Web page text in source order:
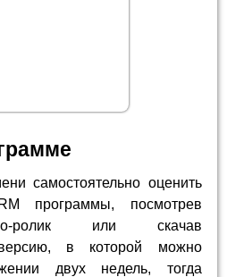
самостоятельно оценить
программы, посмотрев
ролик или скачав
версию, в которой можно
двух недель, тогда